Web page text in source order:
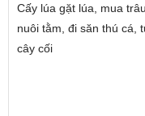
Cấy lúa gặt lúa, mua trâu,
nuôi tằm, đi săn thú cá,
cây cối